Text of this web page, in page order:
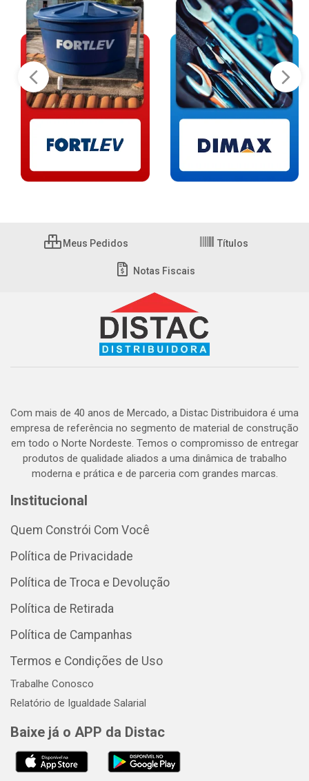
Meus Pedidos Títulos
Notas Fiscais
Com mais de 40 anos de Mercado, a Distac Distribuidora é uma
empresa de referência no segmento de material de construção
em todo o Norte Nordeste. Temos o compromisso de entregar
produtos de qualidade aliados a uma dinâmica de trabalho
moderna e prática e de parceria com grandes marcas.
Institucional
Quem Constrói Com Você
Política de Privacidade
Política de Troca e Devolução
Política de Retirada
Política de Campanhas
Termos e Condições de Uso
Trabalhe Conosco
Relatório de Igualdade Salarial
Baixe já o APP da Distac